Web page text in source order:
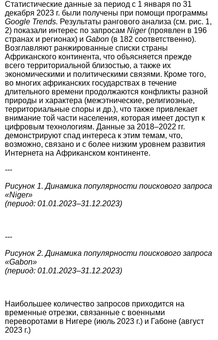
Статистические данные за период с 1 января по 31
декабря 2023 г. были получены при помощи программы
Google Trends. Результаты рангового анализа (см. рис. 1,
2) показали интерес по запросам Niger(проявлен в 196
странах и регионах) и Gabon (в 182 соответственно).
Возглавляют ранжированные списки страны
Африканского континента, что объясняется прежде
всего территориальной близостью, а также их
экономическими и политическими связями. Кроме того,
во многих африканских государствах в течение
длительного времени продолжаются конфликты разной
природы и характера (межэтнические, религиоз­ные,
территориальные споры и др.), что также привлекает
внимание той части населения, которая имеет доступ к
цифровым технологиям. Данные за 2018–2022 гг.
демонстрируют спад интереса к этим темам, что,
возможно, связано и с более низким уровнем развития
Интернета на Африканском континенте.
---
Рисунок 1. Динамика популярности поискового запроса
«Niger»
(период: 01.01.2023–31.12.2023)
---
Рисунок 2. Динамика популярности поискового запроса
«Gabon»
(период: 01.01.2023–31.12.2023)
Наибольшее количество запросов приходится на
временные отрезки, связанные с военными
переворотами в Нигере (июль 2023 г.) и Габоне (август
2023 г.)